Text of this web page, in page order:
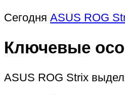
Сегодня ASUS ROG
Ключевые
ASUS ROG Strix